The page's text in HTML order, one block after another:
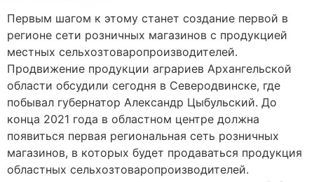
Первым шагом к этому станет создание первой в
регионе сети розничных магазинов с продукцией
местных сельхозтоваропроизводителей.
Продвижение продукции аграриев Архангельской
области обсудили сегодня в Северодвинске, где
побывал губернатор Александр Цыбульский. До
конца 2021 года в областном центре должна
появиться первая региональная сеть розничных
магазинов, в которых будет продаваться продукция
областных сельхозтоваропроизводителей.